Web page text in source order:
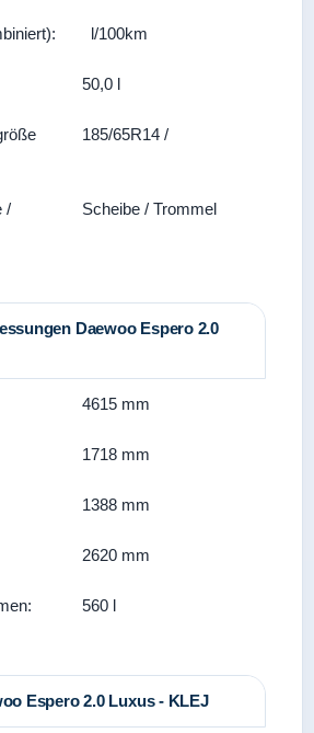
l/100km
50,0 l
185/65R14 /
/
Scheibe / Trommel
Daewoo Espero 2.0
4615 mm
1718 mm
1388 mm
2620 mm
560 l
Espero 2.0 Luxus - KLEJ